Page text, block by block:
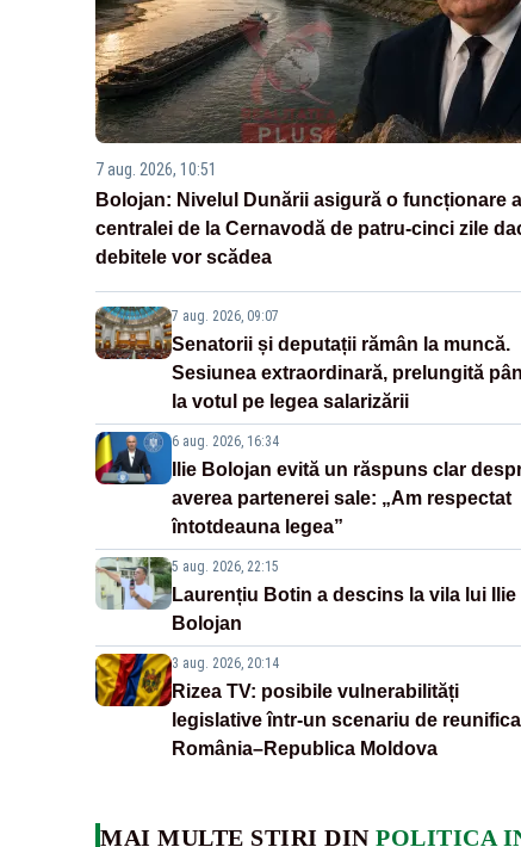
7 aug. 2026, 10:51
Bolojan: Nivelul Dunării asigură o funcționare a
centralei de la Cernavodă de patru-cinci zile
debitele vor scădea
7 aug. 2026, 09:07
Senatorii și deputații rămân la muncă.
Sesiunea extraordinară, prelungită
la votul pe legea salarizării
6 aug. 2026, 16:34
Ilie Bolojan evită un răspuns clar
averea partenerei sale: „Am respectat
întotdeauna legea”
5 aug. 2026, 22:15
Laurențiu Botin a descins la vila lui Ilie
Bolojan
3 aug. 2026, 20:14
Rizea TV: posibile vulnerabilități
legislative într-un scenariu de
România–Republica Moldova
MAI MULTE ȘTIRI DIN POLITICA